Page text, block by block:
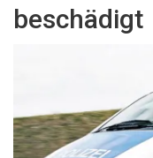
beschädigt